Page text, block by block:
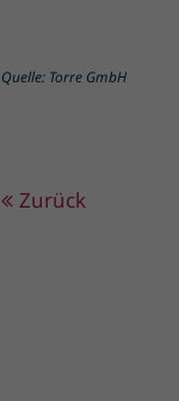
Quelle: Torre GmbH
Zurück